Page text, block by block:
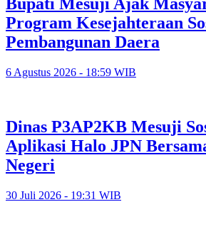
Program Kesejahteraan
Pembangunan Daera
6 Agustus 2026 - 18:59 WIB
Dinas P3AP2KB Mesuji
Aplikasi Halo JPN
Negeri
30 Juli 2026 - 19:31 WIB